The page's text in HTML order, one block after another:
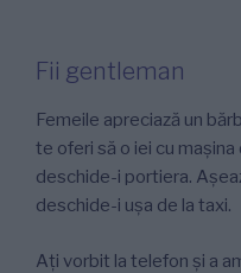
Fii gentleman
Femeile apreciază un
te oferi să o iei cu
deschide-i portiera.
deschide-i ușa de la taxi.
Ați vorbit la telefon și a